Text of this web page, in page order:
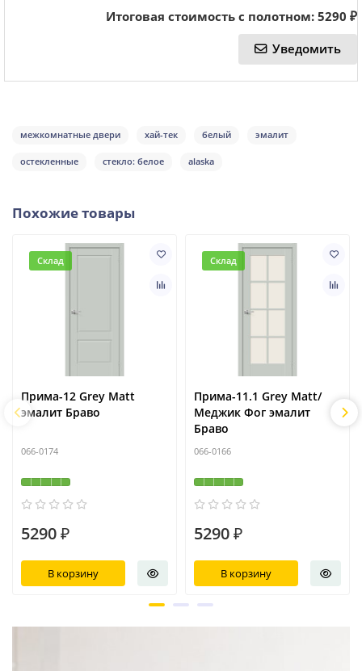
Итоговая стоимость с полотном:5290 ₽
Уведомить
межкомнатные двери хай-тек белый эмалит
остекленные стекло: белое alaska
Похожие товары
Склад
Прима-12 Grey Matt
эмалит Браво
066-0174
5290 ₽
В корзину
Склад
Прима-11.1 Grey Matt/
Меджик Фог эмалит
Браво
066-0166
5290 ₽
В корзину